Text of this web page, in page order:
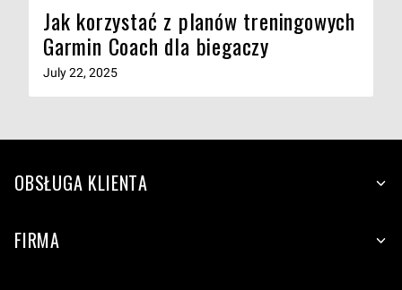
Jak korzystać z planów treningowych
Garmin Coach dla biegaczy
July 22, 2025
OBSŁUGA KLIENTA
FIRMA